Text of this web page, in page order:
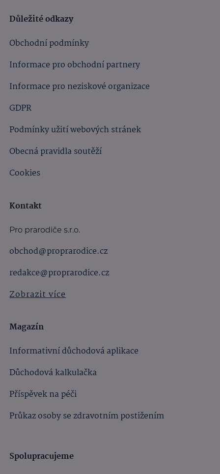
Důležité odkazy
Obchodní podmínky
Informace pro obchodní partnery
Informace pro neziskové organizace
GDPR
Podmínky užití webových stránek
Obecná pravidla soutěží
Cookies
Kontakt
Pro prarodiče s.r.o.
obchod@proprarodice.cz
redakce@proprarodice.cz
Zobrazit více
Magazín
Informativní důchodová aplikace
Důchodová kalkulačka
Příspěvek na péči
Průkaz osoby se zdravotním postižením
Spolupracujeme